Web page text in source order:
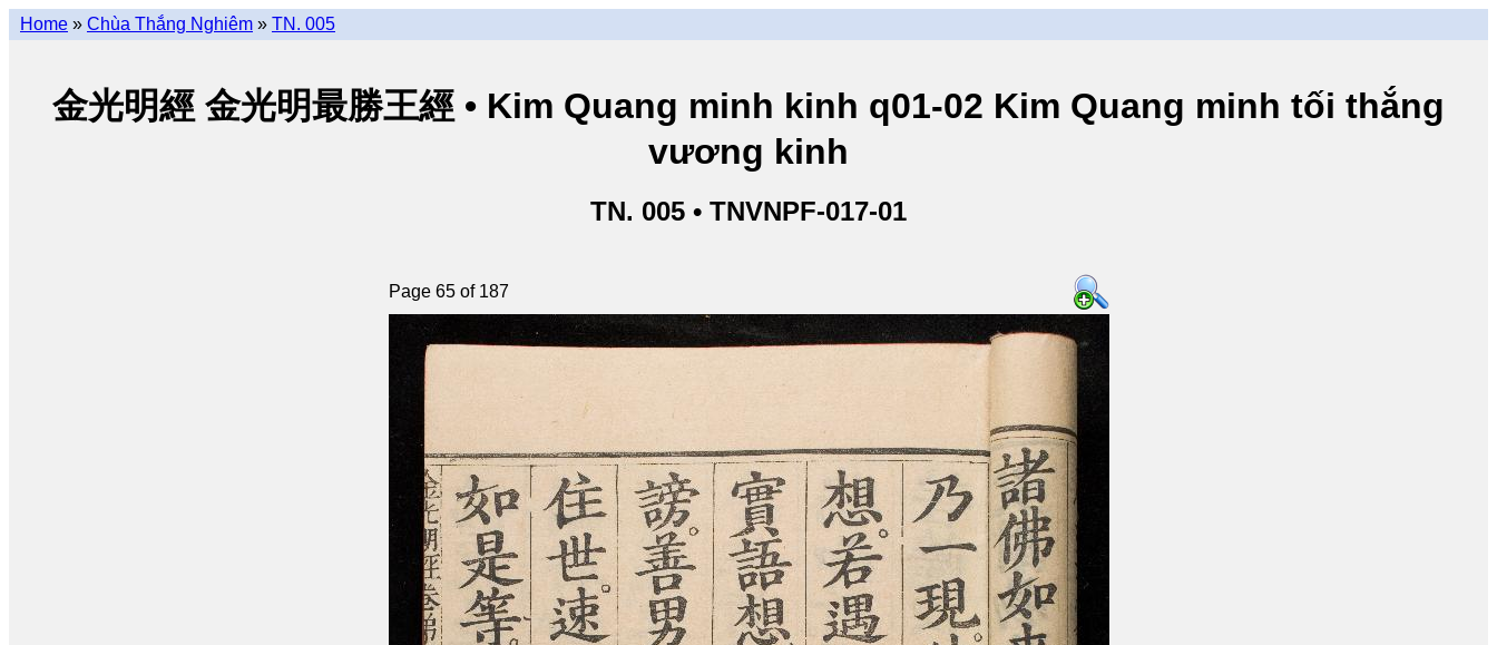
Home » Chùa Thắng Nghiêm » TN. 005
金光明經 金光明最勝王經 • Kim Quang minh kinh q01-02 Kim Quang minh tối thắng
vương kinh
TN. 005 • TNVNPF-017-01
Page 65 of 187